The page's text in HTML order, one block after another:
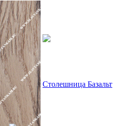
Столешница Базальт